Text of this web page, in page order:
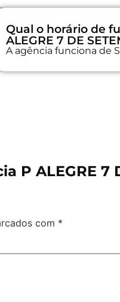
Qual o horário de
ALEGRE 7 DE
A agência funciona de
P ALEGRE 7
com *